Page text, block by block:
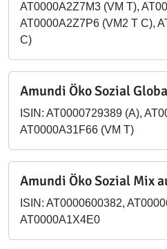
AT0000A2Z7M3 (VM T),
AT0000A2Z7P6 (VM2 T C),
C)
Amundi Öko Sozial
ISIN: AT0000729389 (A),
AT0000A31F66 (VM T)
Amundi Öko Sozial Mix
ISIN: AT0000600382,
AT0000A1X4E0